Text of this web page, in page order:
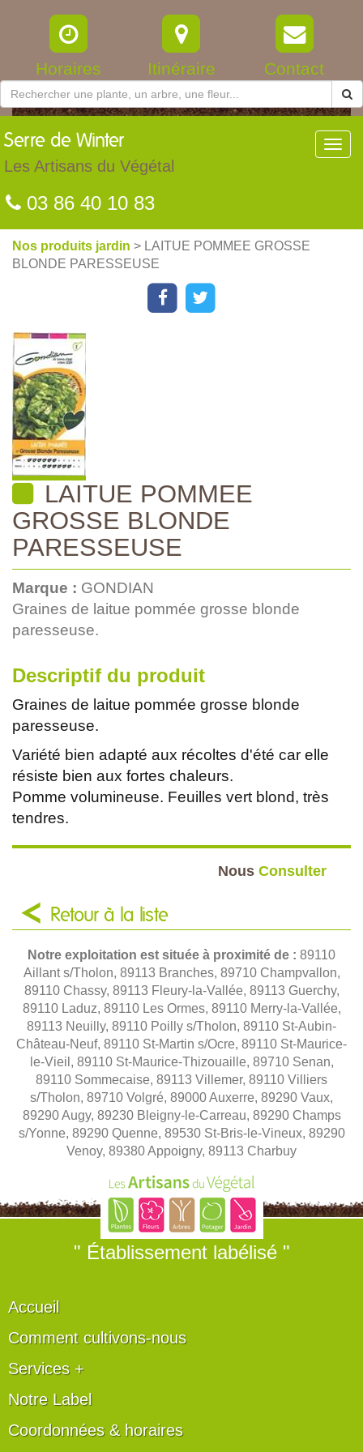
Horaires Itinéraire Contact
Serre de Winter
Les Artisans du Végétal
03 86 40 10 83
Nos produits jardin > LAITUE POMMEE GROSSE
BLONDE PARESSEUSE
LAITUE POMMEE
GROSSE BLONDE
PARESSEUSE
Marque : GONDIAN
Graines de laitue pommée grosse blonde
paresseuse.
Descriptif du produit
Graines de laitue pommée grosse blonde
paresseuse.
Variété bien adapté aux récoltes d'été car elle
résiste bien aux fortes chaleurs.
Pomme volumineuse. Feuilles vert blond, très
tendres.
Nous Consulter
Retour à la liste
Notre exploitation est située à proximité de : 89110
Aillant s/Tholon, 89113 Branches, 89710 Champvallon,
89110 Chassy, 89113 Fleury-la-Vallée, 89113 Guerchy,
89110 Laduz, 89110 Les Ormes, 89110 Merry-la-Vallée,
89113 Neuilly, 89110 Poilly s/Tholon, 89110 St-Aubin-
Château-Neuf, 89110 St-Martin s/Ocre, 89110 St-Maurice-
le-Vieil, 89110 St-Maurice-Thizouaille, 89710 Senan,
89110 Sommecaise, 89113 Villemer, 89110 Villiers
s/Tholon, 89710 Volgré, 89000 Auxerre, 89290 Vaux,
89290 Augy, 89230 Bleigny-le-Carreau, 89290 Champs
s/Yonne, 89290 Quenne, 89530 St-Bris-le-Vineux, 89290
Venoy, 89380 Appoigny, 89113 Charbuy
" Établissement labélisé "
Accueil
Comment cultivons-nous
Services +
Notre Label
Coordonnées & horaires